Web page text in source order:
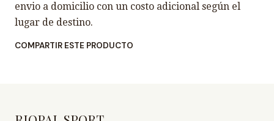
envio a domicilio con un costo adicional según el
lugar de destino.
COMPARTIR ESTE PRODUCTO